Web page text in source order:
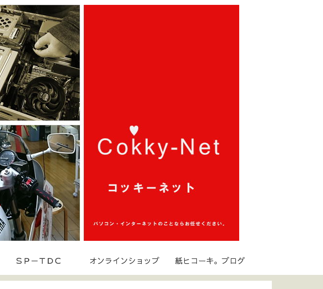
ＳＰ－ＴＤＣ オンラインショップ 紙ヒコーキ。ブログ